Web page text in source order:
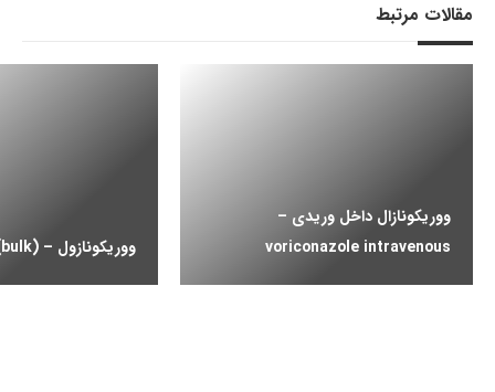
مقالات مرتبط
ووریکونازال داخل وریدی –
voriconazole intravenous
ووریکونازول – (voriconazole (bulk